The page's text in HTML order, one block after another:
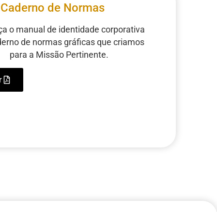
Caderno de Normas
o manual de identidade corporativa
de normas gráficas que criamos
para a Missão Pertinente.